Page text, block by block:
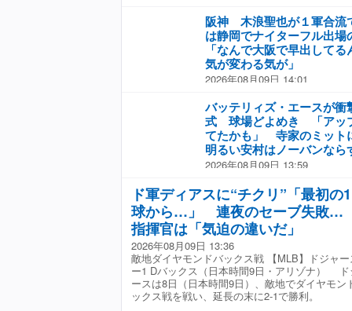
合前の時点で９９７奪三振と
振りでこの日３個目の三振を
１人目。 イニング終了後、記
に出迎えられて笑顔。２人で
ァンの声援に応えると、最後
た。
阪神 木浪聖也が１軍合
は静岡でナイターフル出
「なんで大阪で早出して
気が変わる気が」
2026年08月09日 14:01
内野手（３２）が１軍に合流
ゅ〜るスタジアム清水でナイ
戦に「３番・三塁」でフル出
たこの日は、京セラドームで
チーム屈指の練習量で知られ
「昨日静岡で試合出てたよね
線に火をつけようぜ」「チー
す」と期待する声があった。
めて出場選手登録を抹消され
率・２３４ながら直近４試合
記録し、調子を上げていた。
中心に起用され、小幡が８日
場選手登録されれば、約１カ
バッテリィズ・エースが衝
式 球場どよめき 「アッ
てたかも」 寺家のミッ
明るい安村はノーバンなら
2026年08月09日 13:59
合前にとにかく明るい安村、
リィズ、イチゴが登場。安村
式を務めた。 左投げの安村
たところでストップ。「全裸
は右打者の内角低めへ。ナイ
務めたバッテリィズ・寺家の
てミットに収まった。 続いて
ースは捕手の構えたミットに
アボードに「１２４キロ」と
スはガッツポーズを繰り出し
ド軍ディアスに“チクリ”「最初の1
球から…」 連夜のセーブ失敗…
指揮官は「気迫の違いだ」
2026年08月09日 13:36
敵地ダイヤモンドバックス戦 【MLB】ドジャ
ー1 Dバックス（日本時間9日・アリゾナ） ド
ースは8日（日本時間9日）、敵地でダイヤモン
ックス戦を戦い、延長の末に2-1で勝利。